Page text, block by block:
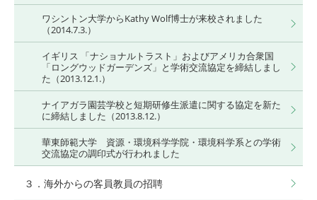
ワシントン大学からKathy Wolf博士が来校されました
（2014.7.3.）
イギリス 「ナショナルトラスト」およびアメリカ合衆国
「ロングウッドガーデンズ」と学術交流協定を締結しまし
た（2013.12.1.）
ナイアガラ園芸学校と短期研修生派遣に関する協定を新た
に締結しました（2013.8.12.）
華東師範大学 資源・環境科学学院・環境科学系との学術
交流協定の調印式が行われました
３．海外からの客員教員の招聘